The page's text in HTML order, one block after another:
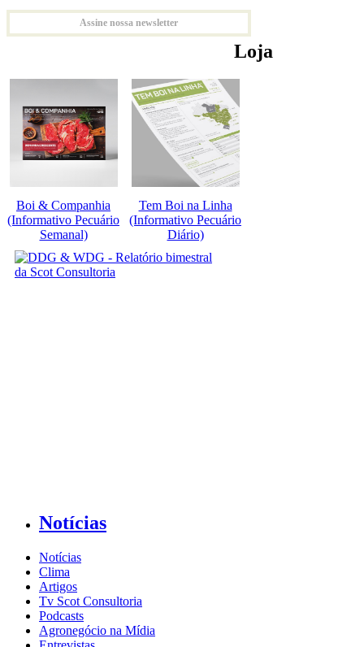
Assine nossa newsletter
Loja
Boi & Companhia
(Informativo Pecuário
Semanal)
Tem Boi na Linha
(Informativo Pecuário
Diário)
Notícias
Notícias
Clima
Artigos
Tv Scot Consultoria
Podcasts
Agronegócio na Mídia